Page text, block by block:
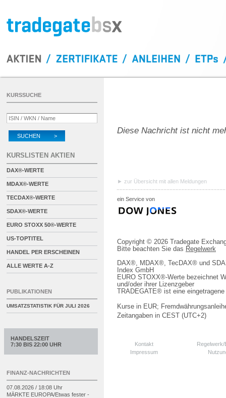
Diese Nachricht ist nicht
zur Übersicht mit allen Meldungen
ein Service von
Copyright © 2026 Tradegate
Bitte beachten Sie das Regelwerk
DAX®, MDAX®, TecDAX® und
Index GmbH
EURO STOXX®-Werte bezeichnet
und/oder ihrer Lizenzgeber
TRADEGATE® ist eine
Kurse in EUR;
Zeitangaben in CEST (UTC+2)
Kontakt
Impressum
KURSSUCHE
SUCHEN >
KURSLISTEN AKTIEN
DAX®-WERTE
MDAX®-WERTE
TECDAX®-WERTE
SDAX®-WERTE
EURO STOXX 50®-WERTE
US-TOPTITEL
HANDEL PER ERSCHEINEN
ALLE WERTE A-Z
PUBLIKATIONEN
UMSATZSTATISTIK FÜR JULI 2026
HANDELSZEIT
7:30 BIS 22:00 UHR
FINANZ-NACHRICHTEN
07.08.2026 / 18:08 Uhr
MÄRKTE EUROPA/Etwas fester -